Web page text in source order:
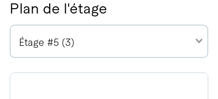
Plan de l'étage
Étage #5 (3)